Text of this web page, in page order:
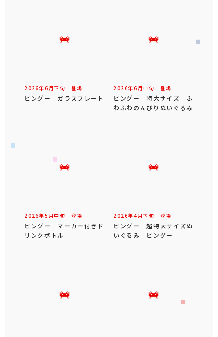
2026年6 月下旬 登場
ピングー ガラスプレート
2026年6 月中旬 登場
ピングー 特大サイズ ふ
わふわのんびりぬいぐるみ
2026年5 月中旬 登場
ピングー マーカー付きド
リンクボトル
2026年4 月下旬 登場
ピングー 超特大サイズぬ
いぐるみ ピングー